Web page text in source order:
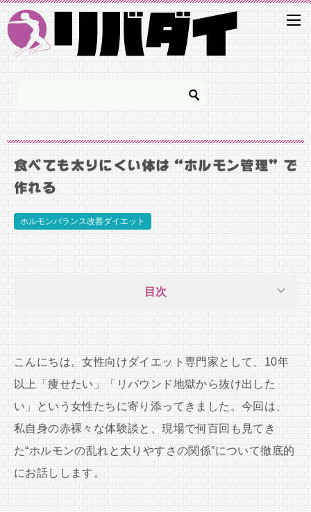
食べても太りにくい体は“ホルモン管理”で
作れる
ホルモンバランス改善ダイエット
目次
こんにちは。女性向けダイエット専門家として、10年
以上「痩せたい」「リバウンド地獄から抜け出した
い」という女性たちに寄り添ってきました。今回は、
私自身の赤裸々な体験談と、現場で何百回も見てき
た“ホルモンの乱れと太りやすさの関係”について徹底的
にお話しします。